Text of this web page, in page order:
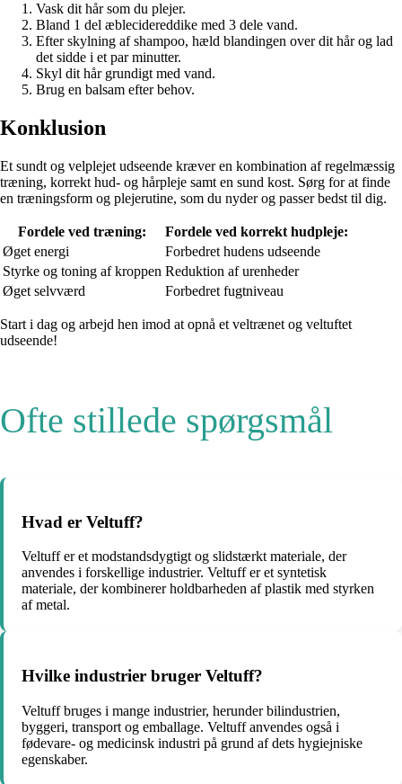
Vask dit hår som du plejer.
Bland 1 del æblecidereddike med 3 dele vand.
Efter skylning af shampoo, hæld blandingen over dit hår og lad
det sidde i et par minutter.
Skyl dit hår grundigt med vand.
Brug en balsam efter behov.
Konklusion
Et sundt og velplejet udseende kræver en kombination af regelmæssig
træning, korrekt hud- og hårpleje samt en sund kost. Sørg for at finde
en træningsform og plejerutine, som du nyder og passer bedst til dig.
Fordele ved træning:
Fordele ved korrekt hudpleje:
Øget energi
Forbedret hudens udseende
Styrke og toning af kroppen Reduktion af urenheder
Øget selvværd
Forbedret fugtniveau
Start i dag og arbejd hen imod at opnå et veltrænet og veltuftet
udseende!
Ofte stillede spørgsmål
Hvad er Veltuff?
Veltuff er et modstandsdygtigt og slidstærkt materiale, der
anvendes i forskellige industrier. Veltuff er et syntetisk
materiale, der kombinerer holdbarheden af ​​plastik med styrken
af ​​metal.
Hvilke industrier bruger Veltuff?
Veltuff bruges i mange industrier, herunder bilindustrien,
byggeri, transport og emballage. Veltuff anvendes også i
fødevare- og medicinsk industri på grund af dets hygiejniske
egenskaber.